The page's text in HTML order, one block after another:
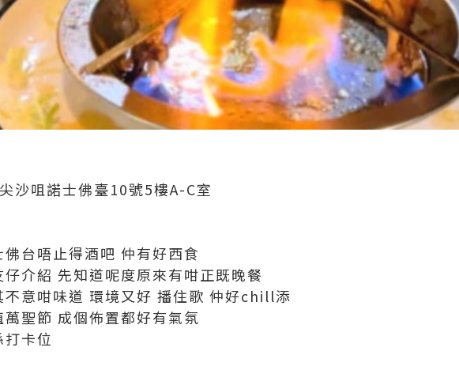
沙咀諾士佛臺10號5樓A-C室
佛台唔止得酒吧 仲有好西食
仔介紹 先知道呢度原來有咁正既晚餐
不意咁味道 環境又好 播住歌 仲好chill添
萬聖節 成個佈置都好有氣氛
打卡位